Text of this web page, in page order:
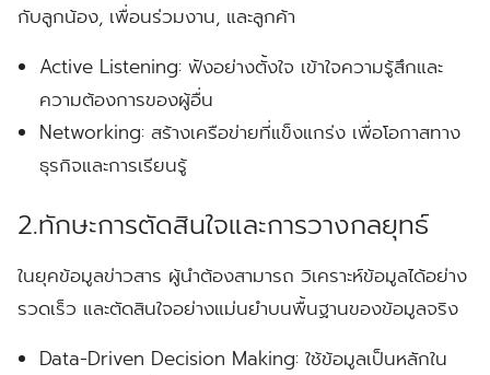
กับลูกน้อง, เพื่อนร่วมงาน, และลูกค้า
Active Listening:ฟังอย่างตั้งใจ เข้าใจความรู้สึกและ
ความต้องการของผู้อื่น
Networking: สร้างเครือข่ายที่แข็งแกร่ง เพื่อโอกาสทาง
ธุรกิจและการเรียนรู้
2.ทักษะการตัดสินใจและการวางกลยุทธ์
ในยุคข้อมูลข่าวสาร ผู้นำต้องสามารถ วิเคราะห์ข้อมูลได้อย่าง
รวดเร็ว และตัดสินใจอย่างแม่นยำบนพื้นฐานของข้อมูลจริง
Data-Driven Decision Making: ใช้ข้อมูลเป็นหลักใน